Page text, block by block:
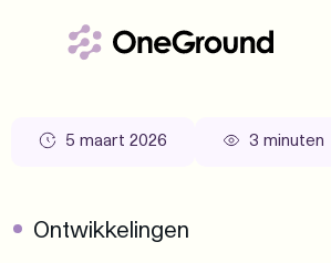
5 maart 2026 3 minuten
Ontwikkelingen